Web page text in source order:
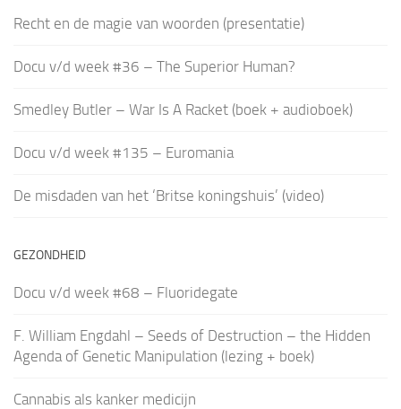
Recht en de magie van woorden (presentatie)
Docu v/d week #36 – The Superior Human?
Smedley Butler – War Is A Racket (boek + audioboek)
Docu v/d week #135 – Euromania
De misdaden van het ‘Britse koningshuis’ (video)
GEZONDHEID
Docu v/d week #68 – Fluoridegate
F. William Engdahl – Seeds of Destruction – the Hidden
Agenda of Genetic Manipulation (lezing + boek)
Cannabis als kanker medicijn